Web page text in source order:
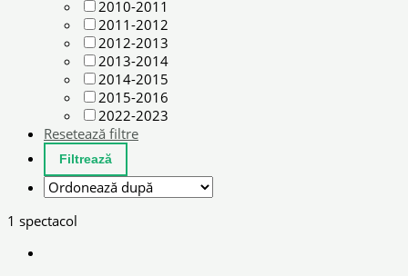
2010-2011
2011-2012
2012-2013
2013-2014
2014-2015
2015-2016
2022-2023
Resetează filtre
1 spectacol